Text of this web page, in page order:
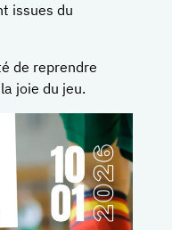
issues du
de reprendre
joie du jeu.